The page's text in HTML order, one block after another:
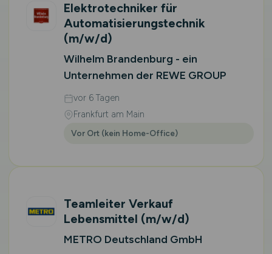
Elektrotechniker für
Automatisierungstechnik
(m/w/d)
Wilhelm Brandenburg - ein
Unternehmen der REWE GROUP
vor 6 Tagen
Frankfurt am Main
Vor Ort (kein Home-Office)
Teamleiter Verkauf
Lebensmittel (m/w/d)
METRO Deutschland GmbH